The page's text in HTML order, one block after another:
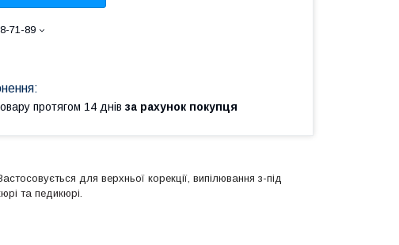
71-89
протягом 14 днів за рахунок покупця
для верхньої корекції, випілювання з-під
та педикюрі.